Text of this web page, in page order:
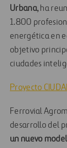
Urbana, ha
1.800
energética en
objetivo
ciudades
Proyecto
Ferrovial
desarrollo del
un nuevo